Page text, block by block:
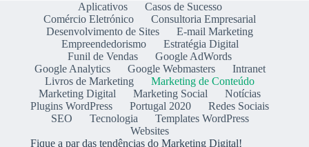
Aplicativos
Casos de Sucesso
Comércio Eletrónico
Consultoria Empresarial
Desenvolvimento de Sites
E-mail Marketing
Empreendedorismo
Estratégia Digital
Funil de Vendas
Google AdWords
Google Analytics
Google Webmasters
Intranet
Livros de Marketing
Marketing de Conteúdo
Marketing Digital
Marketing Social
Notícias
Plugins WordPress
Portugal 2020
Redes Sociais
SEO
Tecnologia
Templates WordPress
Websites
Fique a par das tendências do Marketing Digital!